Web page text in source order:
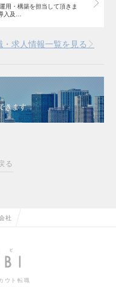
用・構築を担当して頂きま
入及…
求人情報一覧を見る
きます
る
社
ウト転職